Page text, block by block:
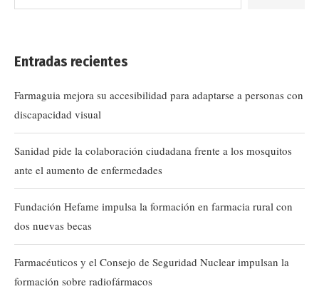
Entradas recientes
Farmaguia mejora su accesibilidad para adaptarse a personas con
discapacidad visual
Sanidad pide la colaboración ciudadana frente a los mosquitos
ante el aumento de enfermedades
Fundación Hefame impulsa la formación en farmacia rural con
dos nuevas becas
Farmacéuticos y el Consejo de Seguridad Nuclear impulsan la
formación sobre radiofármacos